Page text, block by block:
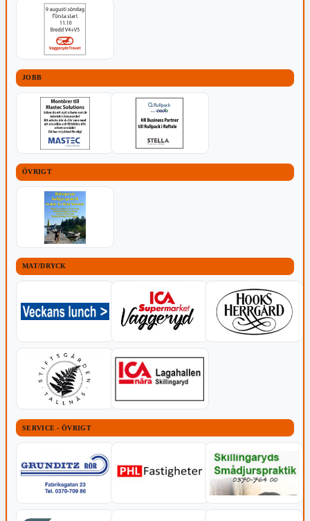
JOBB
ÖVRIGT
MAT/DRYCK
SERVICE - ÖVRIGT